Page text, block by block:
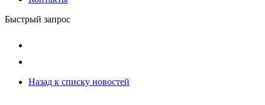
Быстрый запрос
Назад к списку новостей